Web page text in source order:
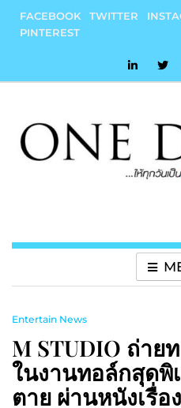
content
FACEBOOK TWITTER
PINTEREST
Entertain News
M STUDIO ถ่า
ในงานทอล์กสุดพิ
ตาย ผ่านหนังเรื่อ